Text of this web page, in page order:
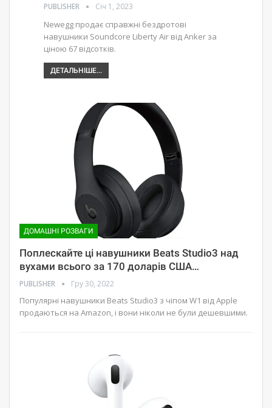
PUBLISHER Січ 1, 2023
Newegg продає справжні бездротові
навушники Soundcore Liberty Air від Anker за
ціною 67 відсотків.
ДЕТАЛЬНІШЕ...
ДОМАШНІ РОЗВАГИ
Поплескайте ці навушники Beats Studio3 над
вухами всього за 170 доларів США…
PUBLISHER Гру 30, 2022
Популярні навушники Beats Studio3 з чіпом W1 від Apple
продаються на Amazon, і вони ніколи не були дешевшими.